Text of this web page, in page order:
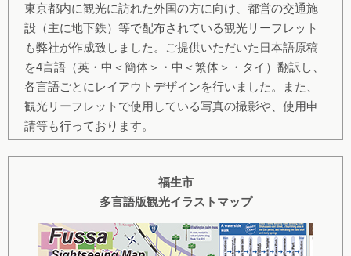
東京都内に観光に訪れた外国の方に向け、都営の交通施
設（主に地下鉄）等で配布されている観光リーフレット
も弊社が作成致しました。ご提供いただいた日本語原稿
を4言語（英・中＜簡体＞・中＜繁体＞・タイ）翻訳し、
各言語ごとにレイアウトデザインを行いました。また、
観光リーフレットで使用している写真の撮影や、使用申
請等も行っております。
福生市
多言語版観光イラストマップ